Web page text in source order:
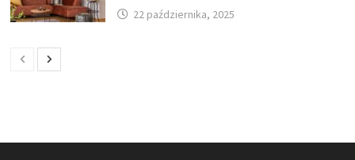
22 października, 2025